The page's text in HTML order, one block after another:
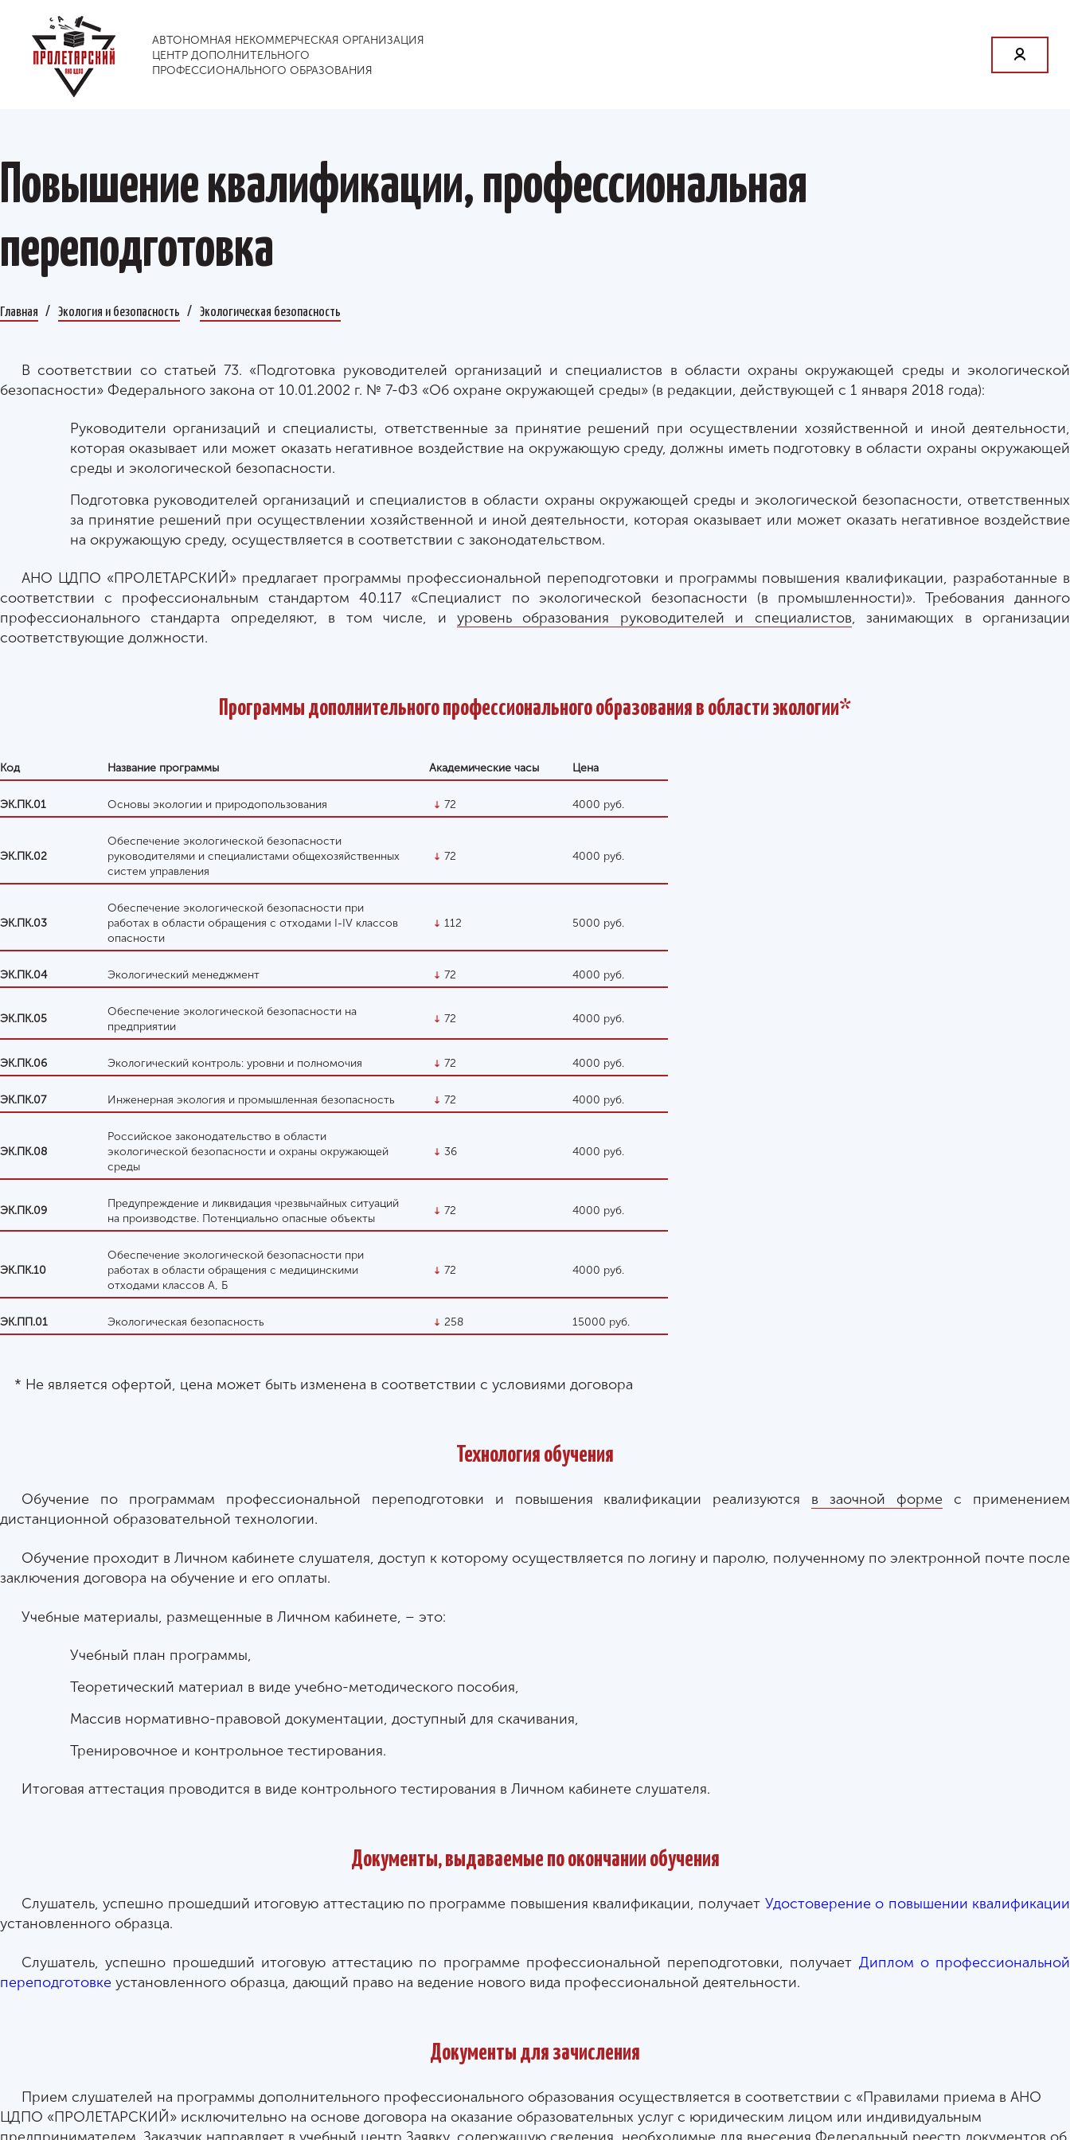
АВТОНОМНАЯ НЕКОММЕРЧЕСКАЯ ОРГАНИЗАЦИЯ
ЦЕНТР ДОПОЛНИТЕЛЬНОГО
ПРОФЕССИОНАЛЬНОГО ОБРАЗОВАНИЯ
Повышение квалификации, профессиональная
переподготовка
Главная Экология и безопасность Экологическая безопасность
В соответствии со статьей 73. «Подготовка руководителей организаций и специалистов в области охраны окружающей среды и экологической
безопасности» Федерального закона от 10.01.2002 г. № 7-ФЗ «Об охране окружающей среды» (в редакции, действующей с 1 января 2018 года):
Руководители организаций и специалисты, ответственные за принятие решений при осуществлении хозяйственной и иной деятельности,
которая оказывает или может оказать негативное воздействие на окружающую среду, должны иметь подготовку в области охраны окружающей
среды и экологической безопасности.
Подготовка руководителей организаций и специалистов в области охраны окружающей среды и экологической безопасности, ответственных
за принятие решений при осуществлении хозяйственной и иной деятельности, которая оказывает или может оказать негативное воздействие
на окружающую среду, осуществляется в соответствии с законодательством.
АНО ЦДПО «ПРОЛЕТАРСКИЙ» предлагает программы профессиональной переподготовки и программы повышения квалификации, разработанные в
соответствии с профессиональным стандартом 40.117 «Специалист по экологической безопасности (в промышленности)». Требования данного
профессионального стандарта определяют, в том числе, и уровень образования руководителей и специалистов, занимающих в организации
соответствующие должности.
Программы дополнительного профессионального образования в области экологии*
Код Название программы Академические часы Цена
ЭК.ПК.01 Основы экологии и природопользования 72 4000 руб.
ЭК.ПК.02
Обеспечение экологической безопасности
руководителями и специалистами общехозяйственных
систем управления
72 4000 руб.
ЭК.ПК.03
Обеспечение экологической безопасности при
работах в области обращения с отходами I-IV классов
опасности
112 5000 руб.
ЭК.ПК.04 Экологический менеджмент 72 4000 руб.
ЭК.ПК.05
Обеспечение экологической безопасности на
предприятии
72 4000 руб.
ЭК.ПК.06 Экологический контроль: уровни и полномочия 72 4000 руб.
ЭК.ПК.07 Инженерная экология и промышленная безопасность 72 4000 руб.
ЭК.ПК.08
Российское законодательство в области
экологической безопасности и охраны окружающей
среды
36 4000 руб.
ЭК.ПК.09
Предупреждение и ликвидация чрезвычайных ситуаций
на производстве. Потенциально опасные объекты
72 4000 руб.
ЭК.ПК.10
Обеспечение экологической безопасности при
работах в области обращения с медицинскими
отходами классов А, Б
72 4000 руб.
ЭК.ПП.01 Экологическая безопасность 258 15000 руб.
* Не является офертой, цена может быть изменена в соответствии с условиями договора
Технология обучения
Обучение по программам профессиональной переподготовки и повышения квалификации реализуются в заочной форме с применением
дистанционной образовательной технологии.
Обучение проходит в Личном кабинете слушателя, доступ к которому осуществляется по логину и паролю, полученному по электронной почте после
заключения договора на обучение и его оплаты.
Учебные материалы, размещенные в Личном кабинете, – это:
Учебный план программы,
Теоретический материал в виде учебно-методического пособия,
Массив нормативно-правовой документации, доступный для скачивания,
Тренировочное и контрольное тестирования.
Итоговая аттестация проводится в виде контрольного тестирования в Личном кабинете слушателя.
Документы, выдаваемые по окончании обучения
Слушатель, успешно прошедший итоговую аттестацию по программе повышения квалификации, получает Удостоверение о повышении квалификации
установленного образца.
Слушатель, успешно прошедший итоговую аттестацию по программе профессиональной переподготовки, получает Диплом о профессиональной
переподготовке установленного образца, дающий право на ведение нового вида профессиональной деятельности.
Документы для зачисления
Прием слушателей на программы дополнительного профессионального образования осуществляется в соответствии с «Правилами приема в АНО
ЦДПО «ПРОЛЕТАРСКИЙ» исключительно на основе договора на оказание образовательных услуг с юридическим лицом или индивидуальным